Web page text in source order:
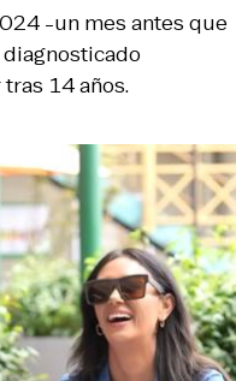
-un mes antes que
diagnosticado
14 años.